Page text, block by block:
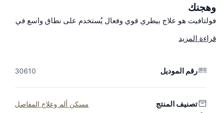
وهجنك
فولتافيت هو علاج بيطري قوي وفعال يُستخدم على نطاق واسع في
الخيول والهجن لعلاج مجموعة متنوعة من الحالات المرضية. يتميز هذا
الدواء بتركيبته الفريدة التي تجمع بين خصائص مضادات الالتهاب غير
استخدامات فولتافيت:
يساعد في تقليل الألم والتورم
من الألم الناتج عنها.
قراءة المزيد
رقم الموديل 30610
تصنيف المنتج مسكن ألم وعلاج المفاصل